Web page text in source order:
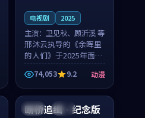
电视剧 2025
主演： 卫见秋、顾沂溪 等
邢沐云执导的《余晖里
的人们》于2025年面
世，泰国的城市气质与
小镇生活的人物心境共
同构筑了影片基调。卫
见秋、顾沂溪用细腻的
表演撑起整部动漫电
74,053 9.2 动漫
韩国 热播
断桥追缉·纪念版